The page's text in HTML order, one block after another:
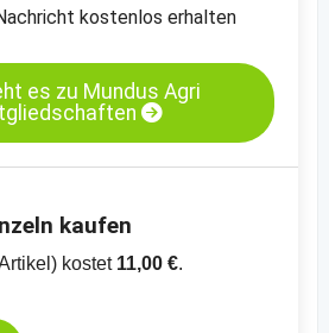
kostenlos erhalten
es zu Mundus Agri
kaufen
kostet 11,00 €.